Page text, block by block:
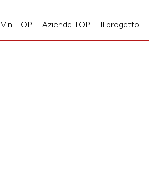
Vini TOP Aziende TOP Il progetto